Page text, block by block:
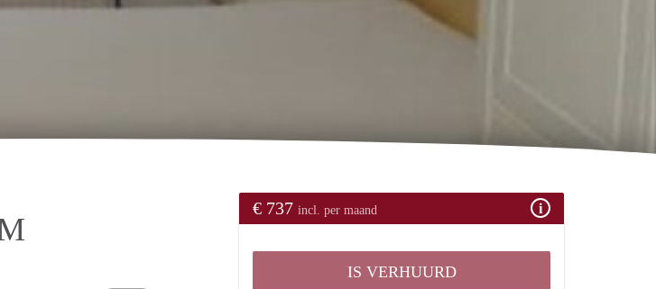
€ 737 incl. per maand
IS VERHUURD